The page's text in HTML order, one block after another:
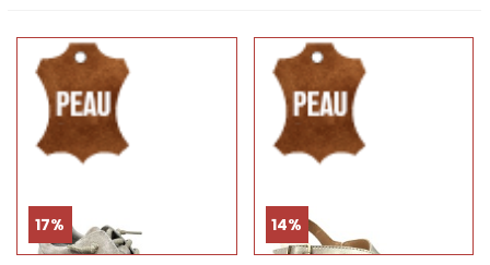
17% 14%